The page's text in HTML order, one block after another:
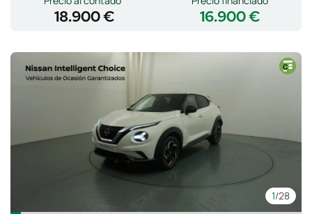
18.900 € 16.900 €
1/28